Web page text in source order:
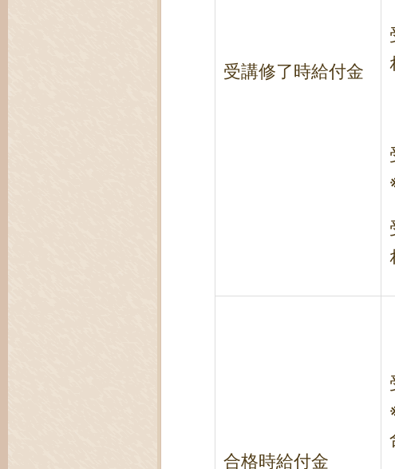
受講修了時給付金
合格時給付金